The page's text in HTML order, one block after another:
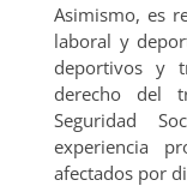
Asimismo, es
laboral y
deportivos y
derecho del
Seguridad
experiencia
afectados por